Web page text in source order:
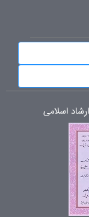
اسلامی